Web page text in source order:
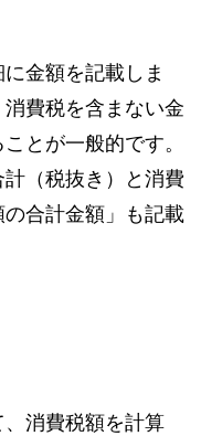
金額を記載しま
費税を含まない金
とが一般的です。
（税抜き）と消費
合計金額」も記載
消費税額を計算